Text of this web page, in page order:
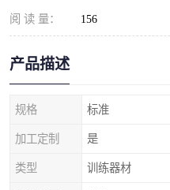
阅 读 量： 156
产品描述
规格 标准
加工定制 是
类型 训练器材